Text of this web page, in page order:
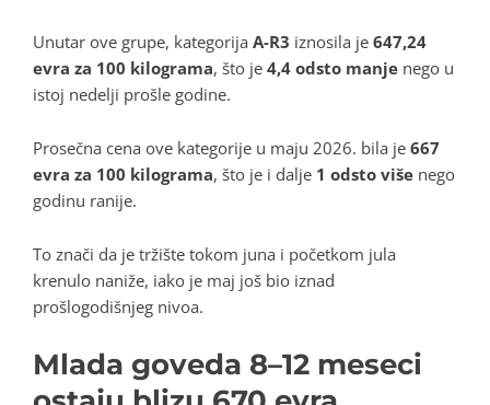
Unutar ove grupe, kategorija A-R3 iznosila je 647,24
evra za 100 kilograma, što je 4,4 odsto manje nego u
istoj nedelji prošle godine.
Prosečna cena ove kategorije u maju 2026. bila je 667
evra za 100 kilograma, što je i dalje 1 odsto više nego
godinu ranije.
To znači da je tržište tokom juna i početkom jula
krenulo naniže, iako je maj još bio iznad
prošlogodišnjeg nivoa.
Mlada goveda 8–12 meseci